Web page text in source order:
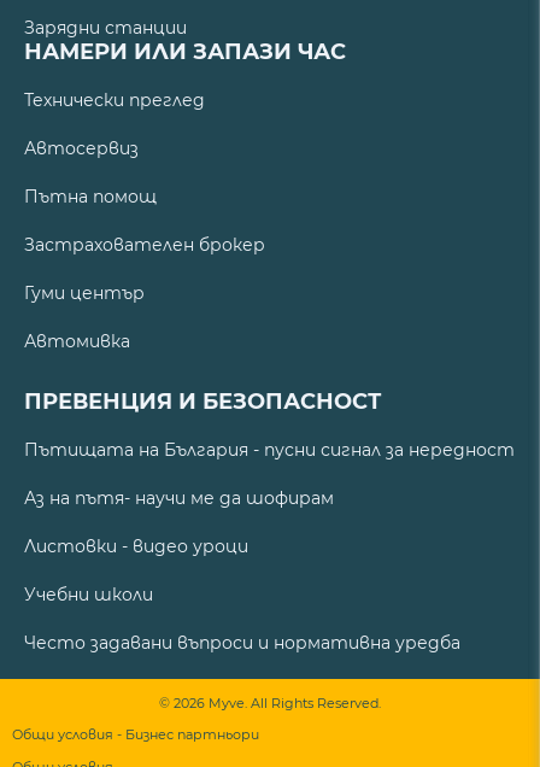
Зарядни станции
НАМЕРИ ИЛИ ЗАПАЗИ ЧАС
Технически преглед
Автосервиз
Пътна помощ
Застрахователен брокер
Гуми център
Автомивка
ПРЕВЕНЦИЯ И БЕЗОПАСНОСТ
Пътищата на България - пусни сигнал за нередност
Аз на пътя- научи ме да шофирам
Листовки - видео уроци
Учебни школи
Често задавани въпроси и нормативна уредба
© 2026 Myve. All Rights Reserved.
Общи условия - Бизнес партньори